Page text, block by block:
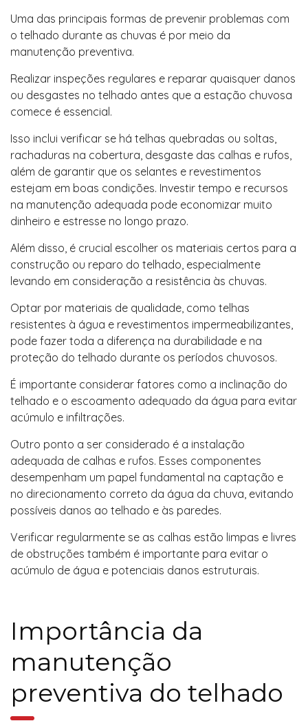
Uma das principais formas de prevenir problemas com
o telhado durante as chuvas é por meio da
manutenção preventiva.
Realizar inspeções regulares e reparar quaisquer danos
ou desgastes no telhado antes que a estação chuvosa
comece é essencial.
Isso inclui verificar se há telhas quebradas ou soltas,
rachaduras na cobertura, desgaste das calhas e rufos,
além de garantir que os selantes e revestimentos
estejam em boas condições. Investir tempo e recursos
na manutenção adequada pode economizar muito
dinheiro e estresse no longo prazo.
Além disso, é crucial escolher os materiais certos para a
construção ou reparo do telhado, especialmente
levando em consideração a resistência às chuvas.
Optar por materiais de qualidade, como telhas
resistentes à água e revestimentos impermeabilizantes,
pode fazer toda a diferença na durabilidade e na
proteção do telhado durante os períodos chuvosos.
É importante considerar fatores como a inclinação do
telhado e o escoamento adequado da água para evitar
acúmulo e infiltrações.
Outro ponto a ser considerado é a instalação
adequada de calhas e rufos. Esses componentes
desempenham um papel fundamental na captação e
no direcionamento correto da água da chuva, evitando
possíveis danos ao telhado e às paredes.
Verificar regularmente se as calhas estão limpas e livres
de obstruções também é importante para evitar o
acúmulo de água e potenciais danos estruturais.
Importância da
manutenção
preventiva do telhado